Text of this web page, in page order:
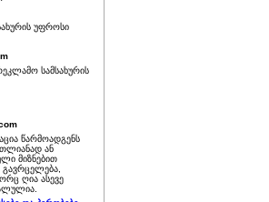
უფროსი
სამსახურის
წარმოადგენს
ან
მიზნებით
ღია ასევე